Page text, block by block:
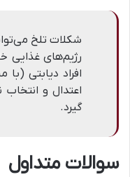
شکلات تلخ
رژیم‌های غذایی
افراد دیابتی
اعتدال و انتخاب
گیرد.
سوالات متداول